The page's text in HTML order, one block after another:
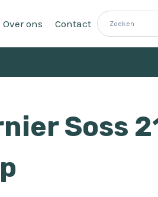
Over ons Contact
Soss